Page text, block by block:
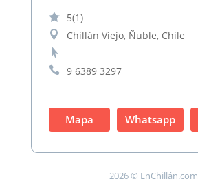
 5(1)
 Chillán Viejo, Ñuble, Chile


9 6389 3297
Mapa Whatsapp
2026 © EnChillán.com